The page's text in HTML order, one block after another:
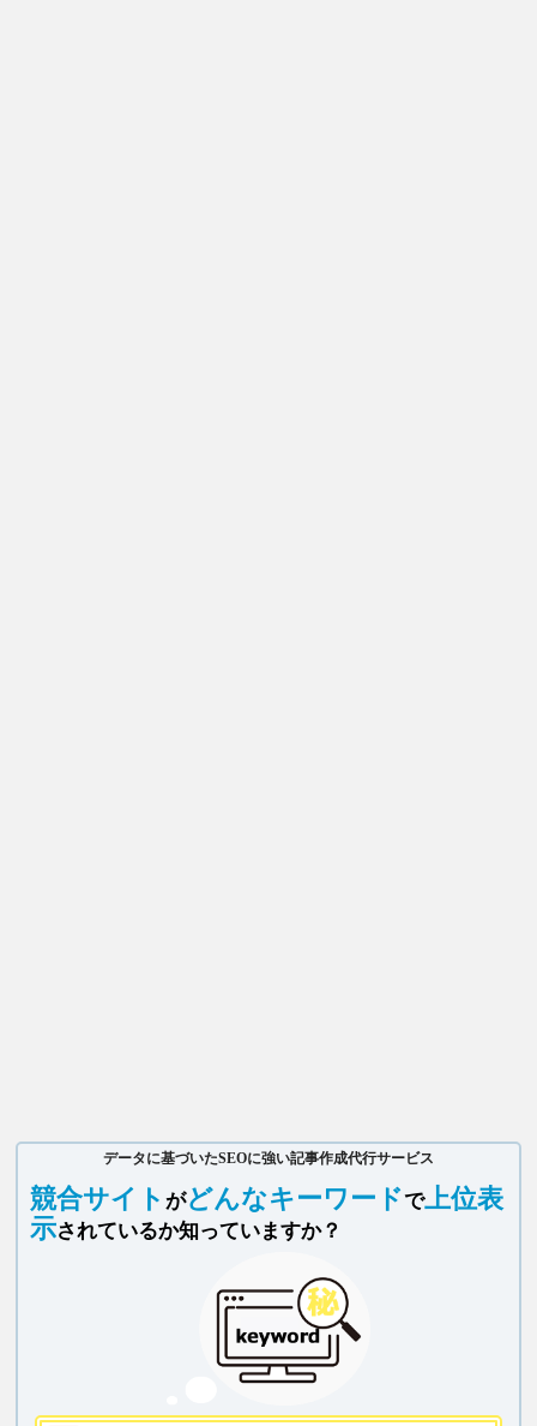
データに基づいたSEOに強い記事作成代行サービス
競合サイトがどんなキーワードで上位表
示されているか知っていますか？